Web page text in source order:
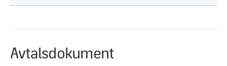
Avtalsdokument